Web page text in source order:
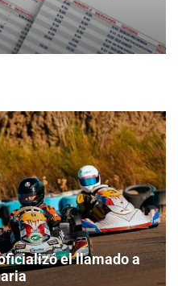
el llamado a